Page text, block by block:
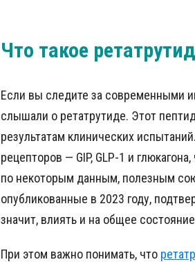
Что такое ретатрутид
Если вы следите за современными
слышали о ретатрутиде. Этот
результатам клинических
рецепторов — GIP, GLP-1 и
по некоторым данным, полезным
опубликованные в 2023 году,
значит, влиять и на общее
При этом важно понимать, что